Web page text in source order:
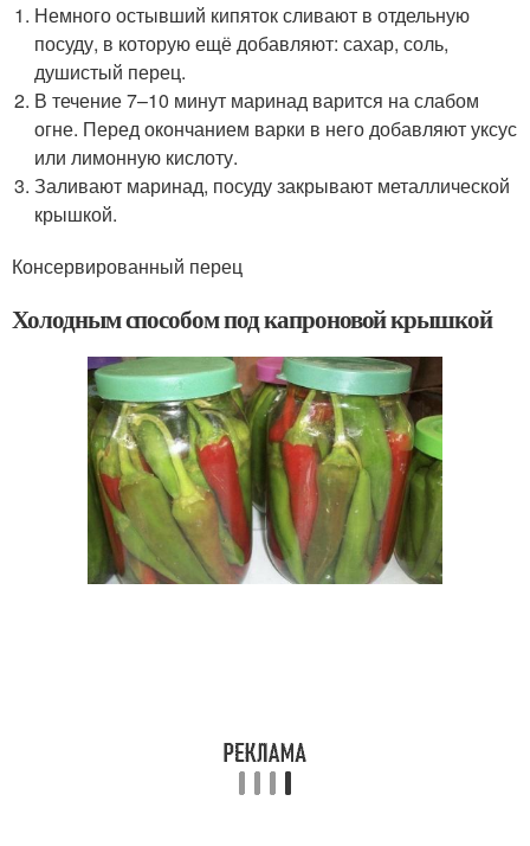
Немного остывший кипяток сливают в отдельную
посуду, в которую ещё добавляют: сахар, соль,
душистый перец.
В течение 7–10 минут маринад варится на слабом
огне. Перед окончанием варки в него добавляют уксус
или лимонную кислоту.
Заливают маринад, посуду закрывают металлической
крышкой.
Консервированный перец
Холодным способом под капроновой крышкой